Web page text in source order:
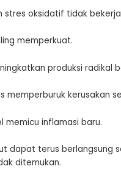
stres oksidatif tidak
memperkuat.
produksi radikal
memperburuk kerusakan
memicu inflamasi baru.
dapat terus berlangsung
ditemukan.